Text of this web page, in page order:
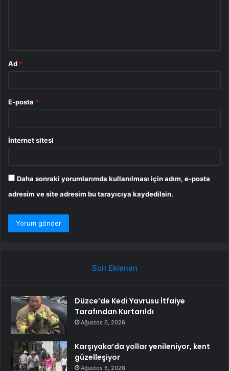
Ad *
E-posta *
İnternet sitesi
Daha sonraki yorumlarımda kullanılması için adım, e-posta
adresim ve site adresim bu tarayıcıya kaydedilsin.
Son Eklenen
Düzce’de Kedi Yavrusu İtfaiye
Tarafından Kurtarıldı
Ağustos 6, 2026
Karşıyaka’da yollar yenileniyor, kent
güzelleşiyor
Ağustos 6, 2026